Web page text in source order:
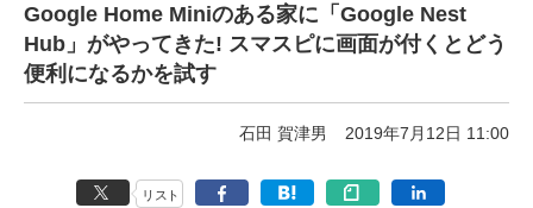
Google Home Miniのある家に「Google Nest
Hub」がやってきた! スマスピに画面が付くとどう
便利になるかを試す
石田 賀津男 2019年7月12日 11:00
リスト